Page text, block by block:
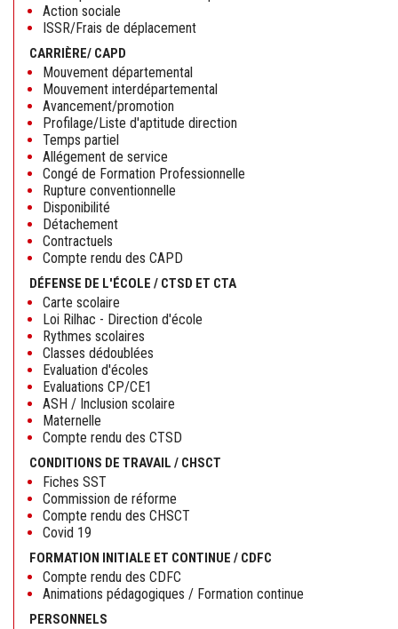
Action sociale
ISSR/Frais de déplacement
CARRIÈRE/ CAPD
Mouvement départemental
Mouvement interdépartemental
Avancement/promotion
Profilage/Liste d'aptitude direction
Temps partiel
Allégement de service
Congé de Formation Professionnelle
Rupture conventionnelle
Disponibilité
Détachement
Contractuels
Compte rendu des CAPD
DÉFENSE DE L'ÉCOLE / CTSD ET CTA
Carte scolaire
Loi Rilhac - Direction d'école
Rythmes scolaires
Classes dédoublées
Evaluation d'écoles
Evaluations CP/CE1
ASH / Inclusion scolaire
Maternelle
Compte rendu des CTSD
CONDITIONS DE TRAVAIL / CHSCT
Fiches SST
Commission de réforme
Compte rendu des CHSCT
Covid 19
FORMATION INITIALE ET CONTINUE / CDFC
Compte rendu des CDFC
Animations pédagogiques / Formation continue
PERSONNELS